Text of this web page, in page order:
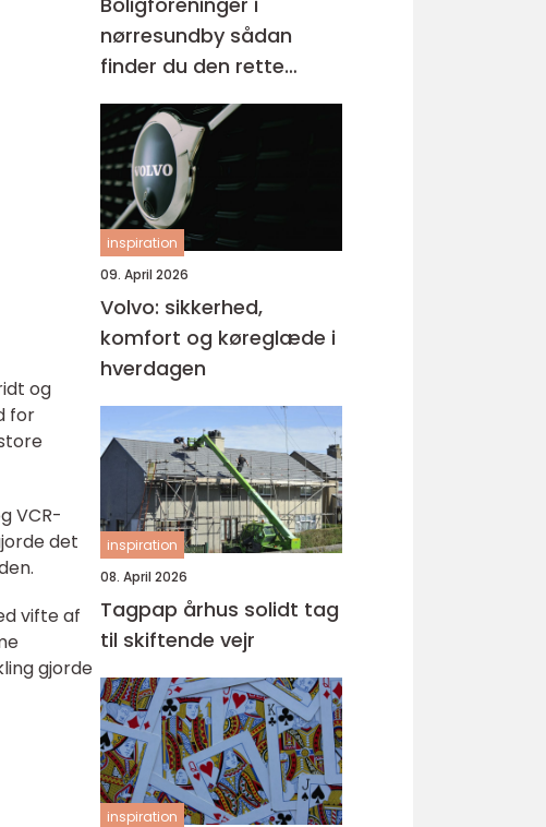
og
for
VCR-
det
vifte af
gjorde
nørresundby sådan
finder du den rette
lejebolig
inspiration
09. April 2026
Volvo: sikkerhed,
komfort og køreglæde i
hverdagen
inspiration
08. April 2026
Tagpap århus solidt tag
til skiftende vejr
inspiration